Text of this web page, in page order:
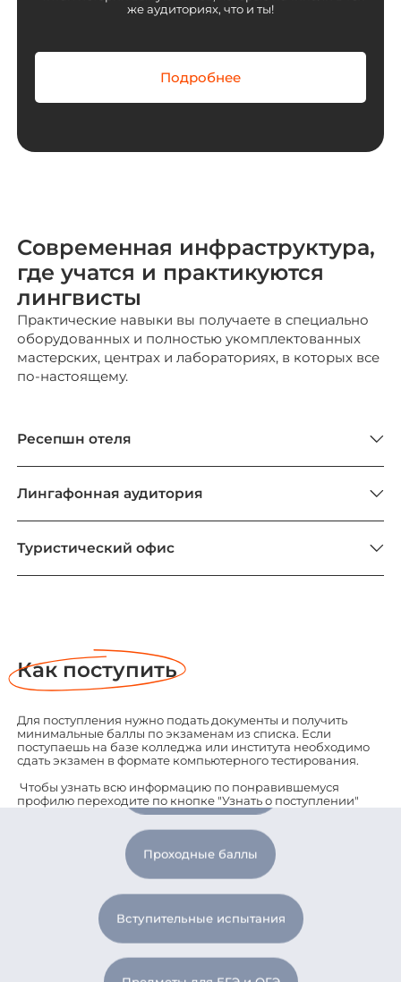
же аудиториях, что и ты!
Подробнее
Современная инфраструктура,
где учатся и практикуются
лингвисты
Практические навыки вы получаете в специально
оборудованных и полностью укомплектованных
мастерских, центрах и лабораториях, в которых все
по-настоящему.
Ресепшн отеля
Лингафонная аудитория
Туристический офис
Список документов
Предметы для ЕГЭ и ОГЭ